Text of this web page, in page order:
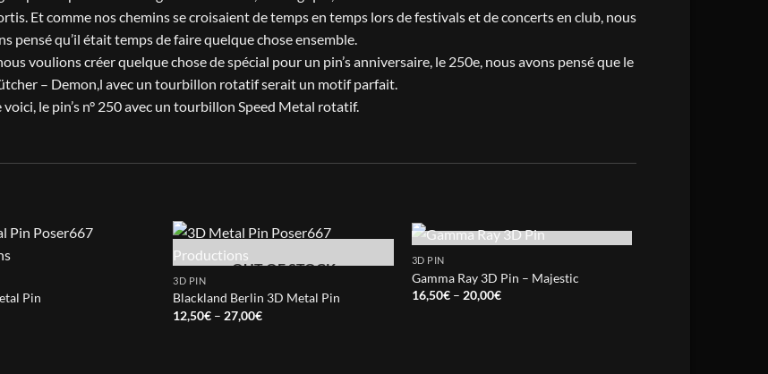
Et comme nos chemins se croisaient de temps en temps lors de festivals et de concerts en club, nous
pensé qu’il était temps de faire quelque chose ensemble.
voulions créer quelque chose de spécial pour un pin’s anniversaire, le 250e, nous avons pensé que le
– Demon,l avec un tourbillon rotatif serait un motif parfait.
voici, le pin’s n° 250 avec un tourbillon Speed ​​Metal rotatif.
Pin
OUT OF STOCK
3D PIN
Blackland Berlin 3D Metal Pin
12,50€ – 27,00€Price
3D PIN
Gamma Ray 3D Pin – Majestic
16,50€ – 20,00€Price